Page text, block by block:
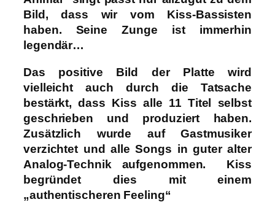
Bild, dass wir vom Kiss-Bassisten
haben. Seine Zunge ist immerhin
legendär…
Das positive Bild der Platte wird
vielleicht auch durch die Tatsache
bestärkt, dass Kiss alle 11 Titel selbst
geschrieben und produziert haben.
Zusätzlich wurde auf Gastmusiker
verzichtet und alle Songs in guter alter
Analog-Technik aufgenommen. Kiss
begründet dies mit einem
„authentischeren Feeling“